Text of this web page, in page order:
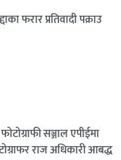
फरार प्रतिवादी पक्राउ
फोटोग्राफी सञ्जाल एपीईमा
राज अधिकारी आबद्ध